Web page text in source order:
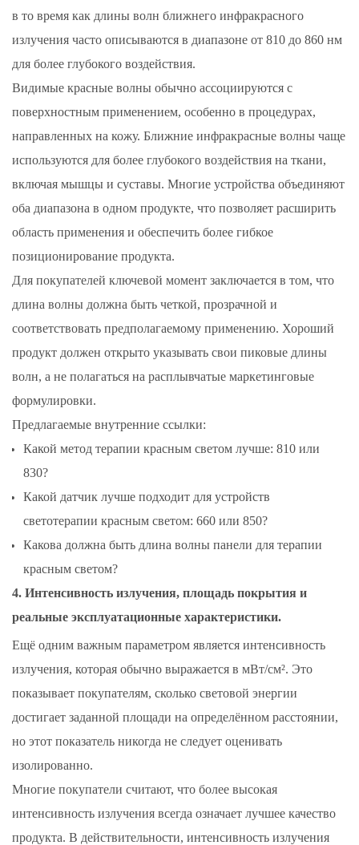
в то время как длины волн ближнего инфракрасного
излучения часто описываются в диапазоне от 810 до 860 нм
для более глубокого воздействия.
Видимые красные волны обычно ассоциируются с
поверхностным применением, особенно в процедурах,
направленных на кожу. Ближние инфракрасные волны чаще
используются для более глубокого воздействия на ткани,
включая мышцы и суставы. Многие устройства объединяют
оба диапазона в одном продукте, что позволяет расширить
область применения и обеспечить более гибкое
позиционирование продукта.
Для покупателей ключевой момент заключается в том, что
длина волны должна быть четкой, прозрачной и
соответствовать предполагаемому применению. Хороший
продукт должен открыто указывать свои пиковые длины
волн, а не полагаться на расплывчатые маркетинговые
формулировки.
Предлагаемые внутренние ссылки:
Какой метод терапии красным светом лучше: 810 или
830?
Какой датчик лучше подходит для устройств
светотерапии красным светом: 660 или 850?
Какова должна быть длина волны панели для терапии
красным светом?
4. Интенсивность излучения, площадь покрытия и
реальные эксплуатационные характеристики.
Ещё одним важным параметром является интенсивность
излучения, которая обычно выражается в мВт/см². Это
показывает покупателям, сколько световой энергии
достигает заданной площади на определённом расстоянии,
но этот показатель никогда не следует оценивать
изолированно.
Многие покупатели считают, что более высокая
интенсивность излучения всегда означает лучшее качество
продукта. В действительности, интенсивность излучения